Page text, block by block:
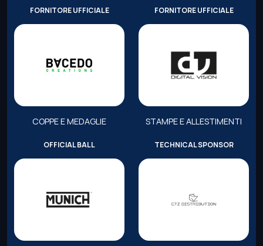
FORNITORE UFFICIALE
COPPE E MEDAGLIE
FORNITORE UFFICIALE
STAMPE E ALLESTIMENTI
OFFICIAL BALL TECHNICAL SPONSOR